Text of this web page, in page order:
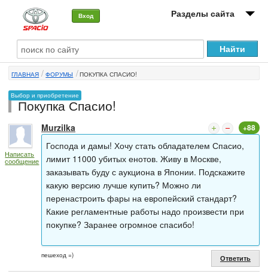
Вход Разделы сайта
О машине
Автоклуб
Форумы
Сервисы и услуги
Новости
ГЛАВНАЯ ФОРУМЫ ПОКУПКА СПАСИО!
Выбор и приобретение
Покупка Спасио!
Написать
сообщение
Murzilka +88
Господа и дамы! Хочу стать обладателем Спасио,
лимит 11000 убитых енотов. Живу в Москве,
заказывать буду с аукциона в Японии. Подскажите
какую версию лучше купить? Можно ли
перенастроить фары на европейский стандарт?
Какие регламентные работы надо произвести при
покупке? Заранее огромное спасибо!
пешеход =) Ответить